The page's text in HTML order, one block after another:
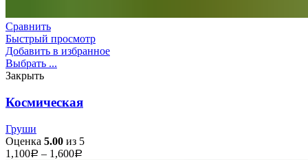
Сравнить
Быстрый просмотр
Добавить в избранное
Выбрать ...
Закрыть
Космическая
Груши
Оценка 5.00 из 5
1,100Р – 1,600Р